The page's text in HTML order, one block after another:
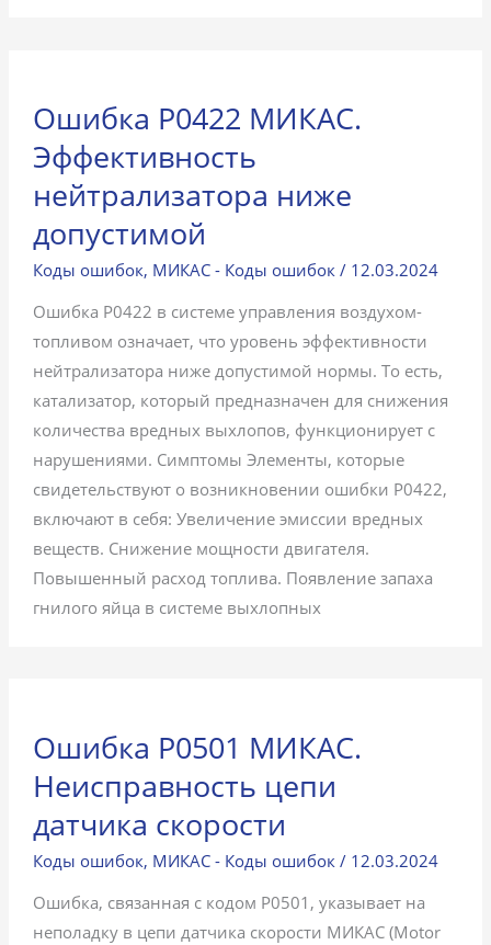
Ошибка P0422 МИКАС.
Эффективность
нейтрализатора ниже
допустимой
Коды ошибок, МИКАС - Коды ошибок / 12.03.2024
Ошибка P0422 в системе управления воздухом-
топливом означает, что уровень эффективности
нейтрализатора ниже допустимой нормы. То есть,
катализатор, который предназначен для снижения
количества вредных выхлопов, функционирует с
нарушениями. Симптомы Элементы, которые
свидетельствуют о возникновении ошибки P0422,
включают в себя: Увеличение эмиссии вредных
веществ. Снижение мощности двигателя.
Повышенный расход топлива. Появление запаха
гнилого яйца в системе выхлопных
Ошибка P0501 МИКАС.
Неисправность цепи
датчика скорости
Коды ошибок, МИКАС - Коды ошибок / 12.03.2024
Ошибка, связанная с кодом P0501, указывает на
неполадку в цепи датчика скорости МИКАС (Motor